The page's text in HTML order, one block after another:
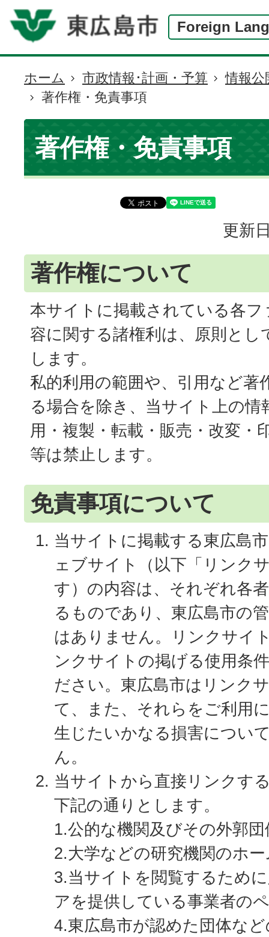
Foreign
現
在
の
位
置
ホーム 市政情報･計画・予算
情報公
著作権・免責事項
著作権・免責事項
更新
著作権について
本サイトに掲載されている各
容に関する諸権利は、原則とし
します。
私的利用の範囲や、引用など著
る場合を除き、当サイト上の情
用・複製・転載・販売・改変・
等は禁止します。
免責事項について
当サイトに掲載する東広島
ェブサイト（以下「リンク
す）の内容は、それぞれ各
るものであり、東広島市の
はありません。リンクサイ
ンクサイトの掲げる使用条
ださい。東広島市はリンク
て、また、それらをご利用
生じたいかなる損害につい
ん。
当サイトから直接リンクす
下記の通りとします。
1.公的な機関及びその外郭
2.大学などの研究機関のホ
3.当サイトを閲覧するため
アを提供している事業者の
4.東広島市が認めた団体な